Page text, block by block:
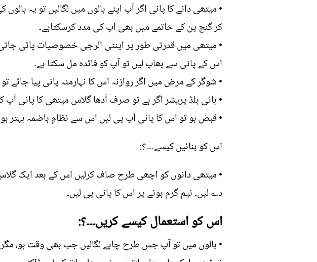
• میتھی دانے کا پانی اگر آپ اپنے بالوں میں لگالیں تو یہ
کر گنج پن کے خاتمے میں بھی آپ کی مدد کرسکتاہے۔
• میتھی میں قدرتی طور پر اینٹی الرجی خصوصیات پائی
اس کے پانی سے بھاپ لیں تو آپ کو فائدہ مل سکتا ہے۔
• شوگر کے مرض میں اگر روازنہ اس کا نہارمنہ پانی پیا
• ہائی بلڈ پریشر اگر ہے تو صرف آدھا گلاس میتھی کا پانی آپ
• قبض ہو تو اس کا پانی آپ پی لیں اس سے نظامِ ہاضمہ بہتر
اس کو بنائیں کیسے۔۔۔؟:
• میتھی دانوں کو اچھی طرح صاف کرلیں اس کے بعد ایک
دے لیں۔ نیم گرم ہونے پر اس کا پانی پی لیں۔
اس کو استعمال کیسے کریں۔۔۔؟:
• بالوں میں تو آپ جس طرح چاہے لگالیں جب بھی وقت ہو، مگر